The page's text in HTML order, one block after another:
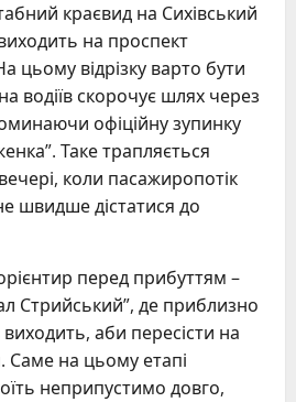
краєвид на Сихівський
на проспект
цьому відрізку варто бути
водіїв скорочує шлях через
офіційну зупинку
Таке трапляється
коли пасажиропотік
швидше дістатися до
перед прибуттям –
Стрийський”, де приблизно
аби пересісти на
Саме на цьому етапі
неприпустимо довго,